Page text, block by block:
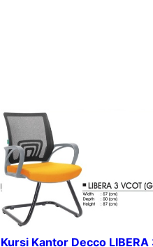
Kursi Kantor Decco LIBERA